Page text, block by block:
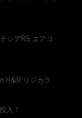
シアRS エアコ
H&R リジカラ
入！